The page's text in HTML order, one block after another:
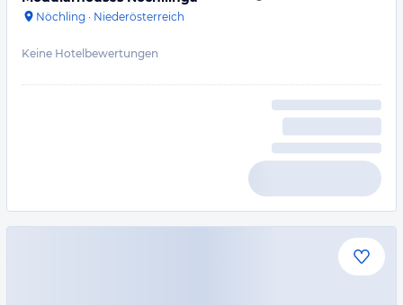
Nöchling · Niederösterreich
Keine Hotelbewertungen